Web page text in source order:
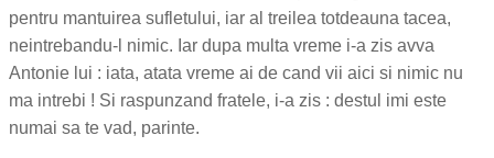
pentru mantuirea sufletului, iar al treilea totdeauna tacea,
neintrebandu-l nimic. Iar dupa multa vreme i-a zis avva
Antonie lui : iata, atata vreme ai de cand vii aici si nimic nu
ma intrebi ! Si raspunzand fratele, i-a zis : destul imi este
numai sa te vad, parinte.